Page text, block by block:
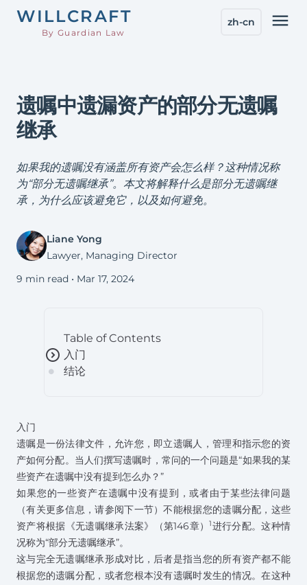
WILLCRAFT
By Guardian Law
zh-cn menu
遗嘱中遗漏资产的部分无遗嘱
继承
如果我的遗嘱没有涵盖所有资产会怎么样？这种情况称
为“部分无遗嘱继承”。本文将解释什么是部分无遗嘱继
承，为什么应该避免它，以及如何避免。
Liane Yong
Lawyer, Managing Director
9 min read • Mar 17, 2024
Table of Contents
expand_circle_right 入门
circle 结论
入门
遗嘱是一份法律文件，允许您，即立遗嘱人，管理和指示您的资
产如何分配。当人们撰写遗嘱时，常问的一个问题是“如果我的某
些资产在遗嘱中没有提到怎么办？”
如果您的一些资产在遗嘱中没有提到，或者由于某些法律问题
（有关更多信息，请参阅下一节）不能根据您的遗嘱分配，这些
资产将根据《无遗嘱继承法案》（第146章）1进行分配。这种情
况称为“部分无遗嘱继承”。
这与完全无遗嘱继承形成对比，后者是指当您的所有资产都不能
根据您的遗嘱分配，或者您根本没有遗嘱时发生的情况。在这种